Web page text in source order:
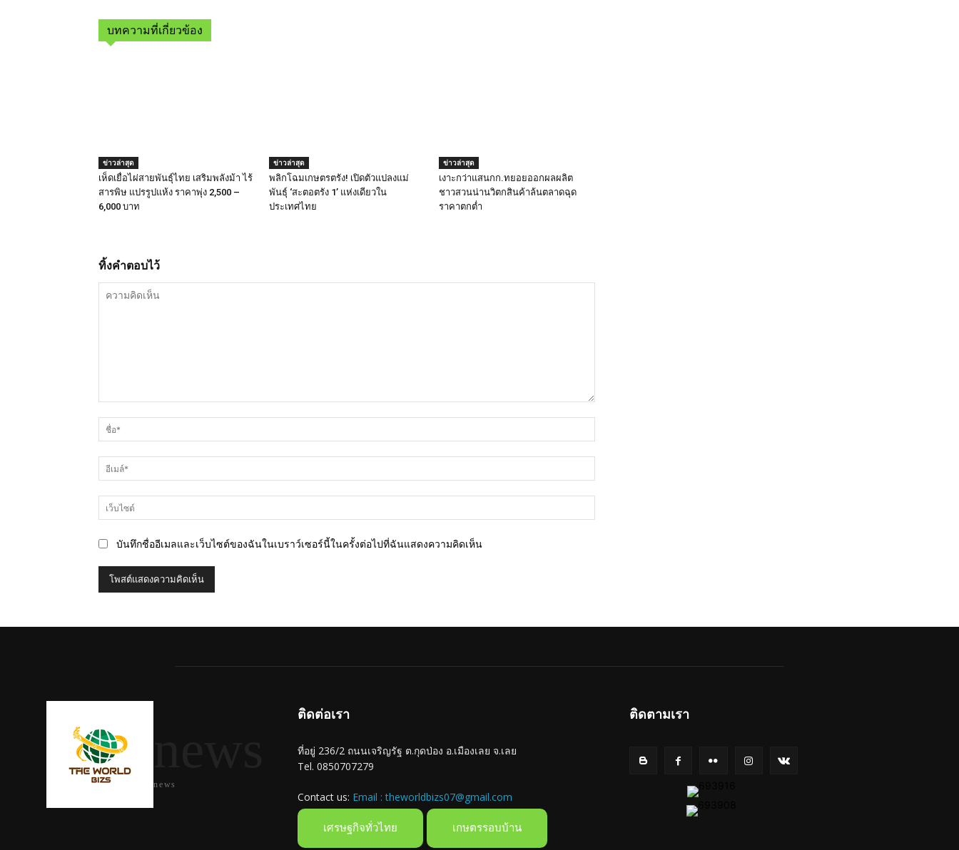
บทความที่เกี่ยวข้อง
ข่าวล่าสุด
เห็ดเยื่อไผ่สายพันธุ์ไทย เสริมพลังม้า ไร้
สารพิษ แปรรูปแห้ง ราคาพุ่ง 2,500 –
6,000 บาท
ข่าวล่าสุด
พลิกโฉมเกษตรตรัง! เปิดตัวแปลงแม่
พันธุ์ ‘สะตอตรัง 1’ แห่งเดียวใน
ประเทศไทย
ข่าวล่าสุด
เงาะกว่าแสนกก.ทยอยออกผลผลิต
ชาวสวนน่านวิตกสินค้าล้นตลาดฉุด
ราคาตกต่ำ
ทิ้งคำตอบไว้
คิด
เห็น
บันทึกชื่ออีเมลและเว็บไซต์ของฉันในเบราว์เซอร์นี้ในครั้งต่อไปที่ฉันแสดงความคิดเห็น
news
ติดต่อเรา
ที่อยู่ 236/2 ถนนเจริญรัฐ ต.กุดป่อง อ.เมืองเลย จ.เลย
Tel. 0850707279
Contact us: Email : theworldbizs07@gmail.com
เศรษฐกิจทั่วไทย เกษตรรอบบ้าน
ติดตามเรา